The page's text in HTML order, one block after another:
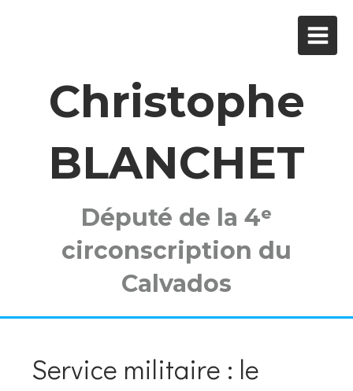
Christophe
BLANCHET
Député de la 4ᵉ
circonscription du
Calvados
Service militaire : le